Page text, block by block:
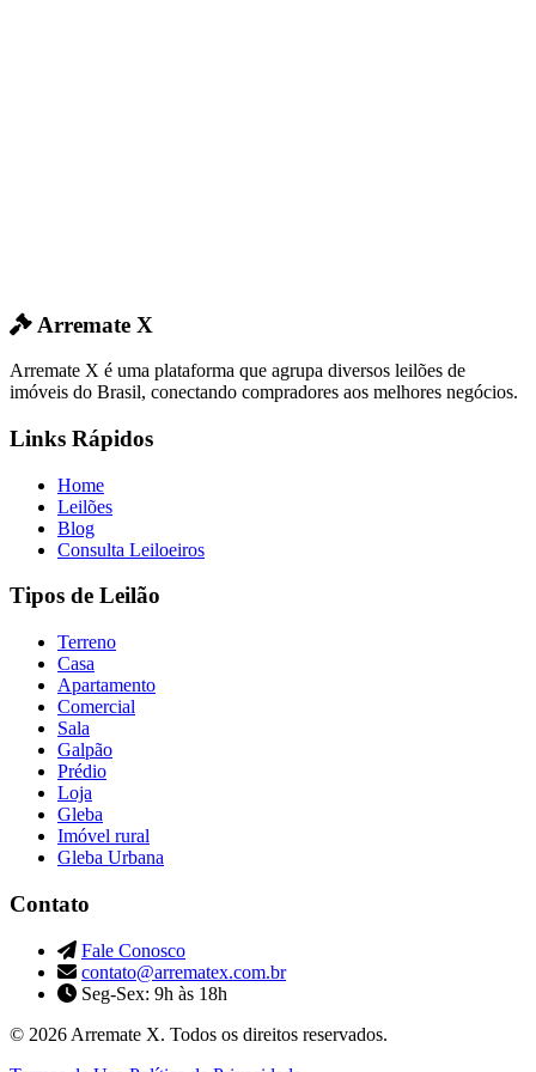
Arremate X
Arremate X é uma plataforma que agrupa diversos leilões de
imóveis do Brasil, conectando compradores aos melhores negócios.
Links Rápidos
Home
Leilões
Blog
Consulta Leiloeiros
Tipos de Leilão
Terreno
Casa
Apartamento
Comercial
Sala
Galpão
Prédio
Loja
Gleba
Imóvel rural
Gleba Urbana
Contato
Fale Conosco
contato@arrematex.com.br
Seg-Sex: 9h às 18h
© 2026 Arremate X. Todos os direitos reservados.